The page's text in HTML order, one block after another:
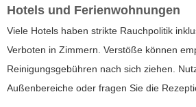
Hotels und Ferienwohnungen
Viele Hotels haben strikte Rauchpolitik
Verboten in Zimmern. Verstöße können
Reinigungsgebühren nach sich ziehen.
Außenbereiche oder fragen Sie die